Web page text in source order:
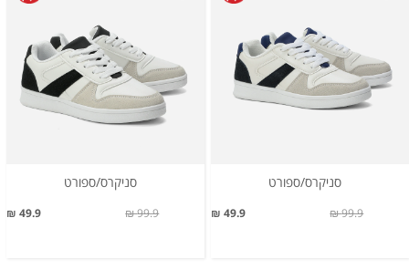
סניקרס/ספורט
49.9 ₪ 99.9 ₪
סניקרס/ספורט
49.9 ₪ 99.9 ₪